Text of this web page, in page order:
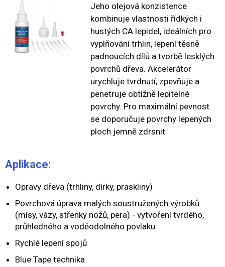
Jeho olejová konzistence
kombinuje vlastnosti řídkých i
hustých CA lepidel, ideálních pro
vyplňování trhlin, lepení těsně
padnoucích dílů a tvorbě lesklých
povrchů dřeva. Akcelerátor
urychluje tvrdnutí, zpevňuje a
penetruje obtížně lepitelné
povrchy. Pro maximální pevnost
se doporučuje povrchy lepených
ploch jemně zdrsnit.
Aplikace:
Opravy dřeva (trhliny, dírky, praskliny)
Povrchová úprava malých soustružených výrobků
(mísy, vázy, střenky nožů, pera) - vytvoření tvrdého,
průhledného a voděodolného povlaku
Rychlé lepení spojů
Blue Tape technika